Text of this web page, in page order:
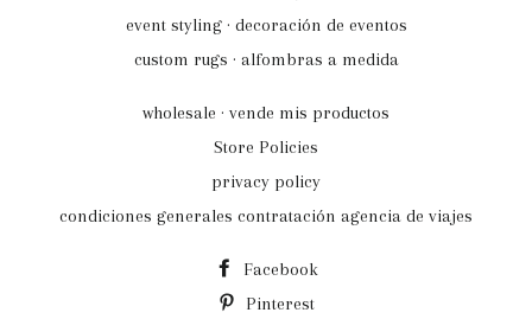
event styling · decoración de eventos
custom rugs · alfombras a medida
wholesale · vende mis productos
Store Policies
privacy policy
condiciones generales contratación agencia de viajes
Facebook
Pinterest